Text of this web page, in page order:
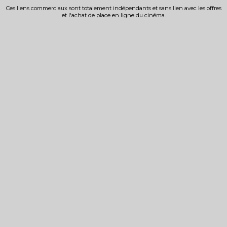
Ces liens commerciaux sont totalement indépendants et sans lien avec les offres
et l'achat de place en ligne du cinéma.